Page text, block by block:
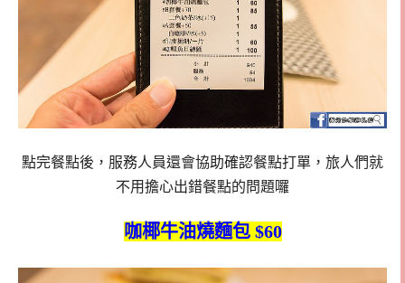
點完餐點後，服務人員還會協助確認餐點打單，旅人們就
不用擔心出錯餐點的問題囉
咖椰牛油燒麵包 $60